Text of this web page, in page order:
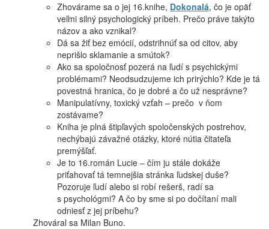
Zhovárame sa o jej 16.knihe, Dokonalá, čo je opäť
veľmi silný psychologický príbeh. Prečo práve takýto
názov a ako vznikal?
Dá sa žiť bez emócií, odstrihnúť sa od citov, aby
neprišlo sklamanie a smútok?
Ako sa spoločnosť pozerá na ľudí s psychickými
problémami? Neodsudzujeme ich prirýchlo? Kde je tá
povestná hranica, čo je dobré a čo už nesprávne?
Manipulatívny, toxický vzťah – prečo v ňom
zostávame?
Kniha je plná štipľavých spoločenských postrehov,
nechýbajú závažné otázky, ktoré nútia čitateľa
premýšľať.
Je to 16.román Lucie – čím ju stále dokáže
priťahovať tá temnejšia stránka ľudskej duše?
Pozoruje ľudí alebo si robí rešerš, radí sa
s psychológmi? A čo by sme si po dočítaní mali
odniesť z jej príbehu?
Zhováral sa Milan Buno.